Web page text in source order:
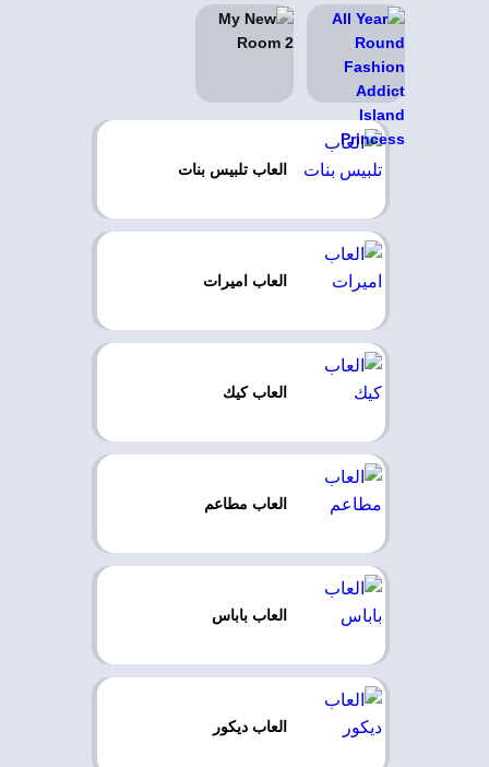
العاب تلبيس بنات
العاب اميرات
العاب كيك
العاب مطاعم
العاب باباس
العاب ديكور